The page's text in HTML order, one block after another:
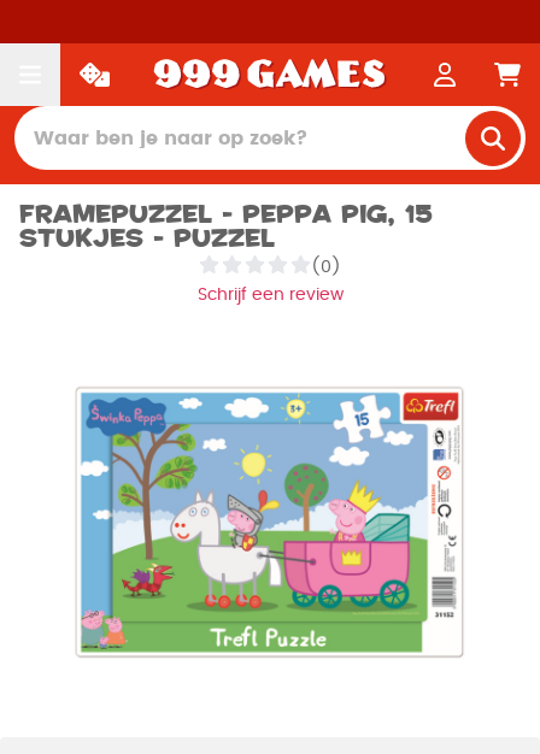
Framepuzzel - Peppa Pig, 15
stukjes - Puzzel
(0)
Schrijf een review